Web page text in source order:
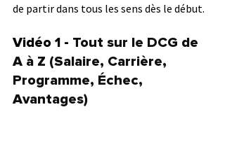
de partir dans tous les sens dès le début.
Vidéo 1 - Tout sur le DCG de
A à Z (Salaire, Carrière,
Programme, Échec,
Avantages)